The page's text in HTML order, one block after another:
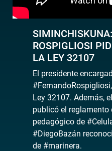
ROSPIGLIOSI
LA LEY 32107
El presidente
Ley 32107. Además,
publicó el
pedagógico de
#DiegoBazán
de #marinera.